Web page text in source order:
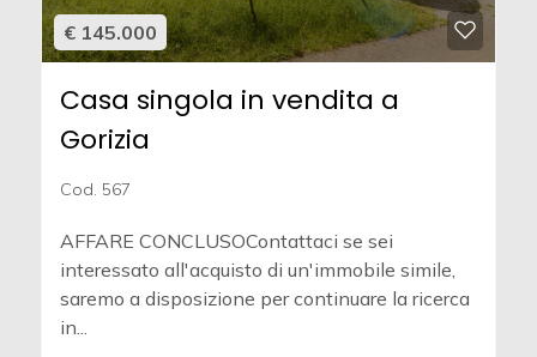
€ 145.000
Casa singola in vendita a
Gorizia
Cod. 567
AFFARE CONCLUSOContattaci se sei
interessato all'acquisto di un'immobile simile,
saremo a disposizione per continuare la ricerca
in...